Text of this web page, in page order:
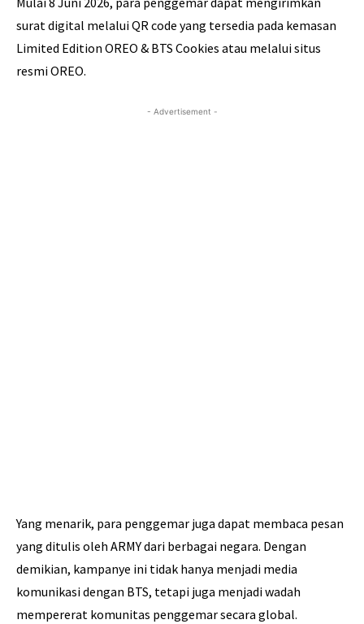
surat digital melalui QR code yang tersedia pada kemasan
Limited Edition OREO & BTS Cookies atau melalui situs
resmi OREO.
- Advertisement -
Yang menarik, para penggemar juga dapat membaca pesan
yang ditulis oleh ARMY dari berbagai negara. Dengan
demikian, kampanye ini tidak hanya menjadi media
komunikasi dengan BTS, tetapi juga menjadi wadah
mempererat komunitas penggemar secara global.